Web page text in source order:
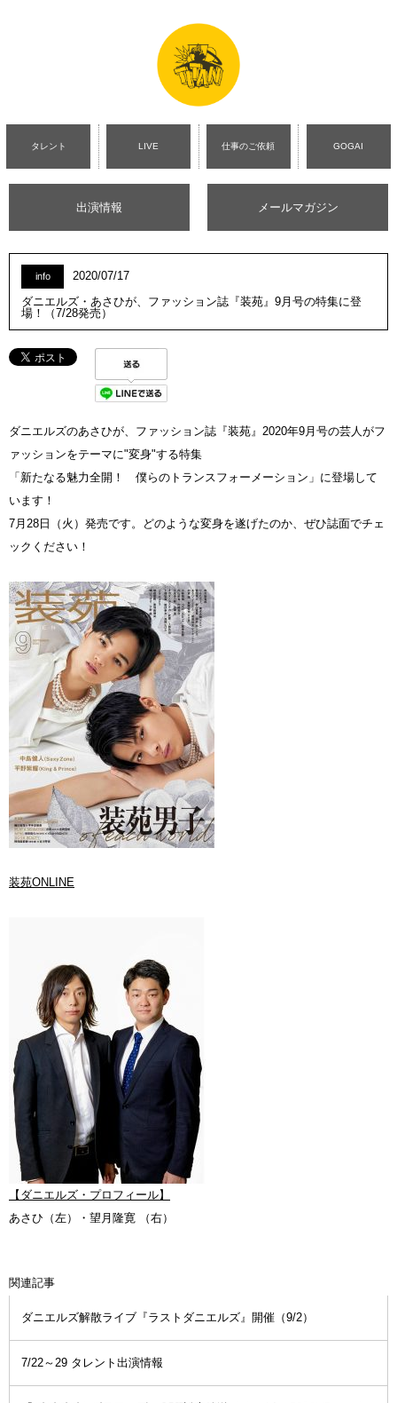
タレント LIVE 仕事のご依頼 GOGAI
出演情報 メールマガジン
info
2020/07/17
ダニエルズ・あさひが、ファッション誌『装苑』9月号の特集に登
場！（7/28発売）
ダニエルズのあさひが、ファッション誌『装苑』2020年9月号の芸人がフ
ァッションをテーマに"変身"する特集
「新たなる魅力全開！ 僕らのトランスフォーメーション」に登場して
います！
7月28日（火）発売です。どのような変身を遂げたのか、ぜひ誌面でチェ
ックください！
装苑ONLINE
【ダニエルズ・プロフィール】
あさひ（左）・望月隆寛 （右）
関連記事
ダニエルズ解散ライブ『ラストダニエルズ』開催（9/2）
7/22～29 タレント出演情報